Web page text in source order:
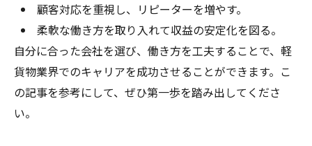
顧客対応を重視し、リピーターを増やす。
柔軟な働き方を取り入れて収益の安定化を図る。
自分に合った会社を選び、働き方を工夫することで、軽
貨物業界でのキャリアを成功させることができます。こ
の記事を参考にして、ぜひ第一歩を踏み出してくださ
い。